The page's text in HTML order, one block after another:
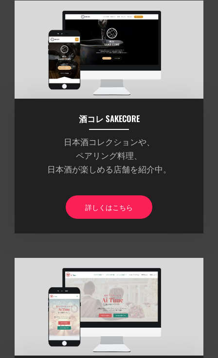
酒コレ SAKECORE
日本酒コレクションや、
ペアリング料理、
日本酒が楽しめる店舗を紹介中。
詳しくはこちら